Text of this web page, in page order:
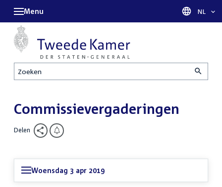
Zoeken
Menu Taal
NL
Commissievergaderingen
Delen
Woensdag 3 apr 2019